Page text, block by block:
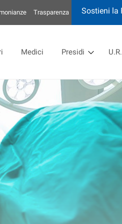
Trasparenza Sostieni la
Medici Presidi